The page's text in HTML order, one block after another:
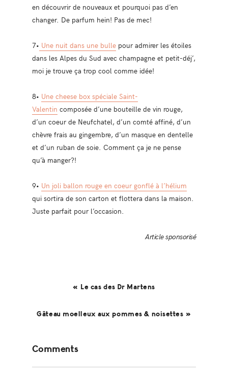
en découvrir de nouveaux et pourquoi pas d’en
changer. De parfum hein! Pas de mec!
7• Une nuit dans une bullepour admirer les étoiles
dans les Alpes du Sud avec champagne et petit-déj’,
moi je trouve ça trop cool comme idée!
8• Une cheese box spéciale Saint-
Valentin composée d’une bouteille de vin rouge,
d’un coeur de Neufchatel, d’un comté affiné, d’un
chèvre frais au gingembre, d’un masque en dentelle
et d’un ruban de soie. Comment ça je ne pense
qu’à manger?!
9• Un joli ballon rouge en coeur gonflé à l’hélium
qui sortira de son carton et flottera dans la maison.
Juste parfait pour l’occasion.
Article sponsorisé
« Le cas des Dr Martens
Gâteau moelleux aux pommes & noisettes »
Interactions
Comments